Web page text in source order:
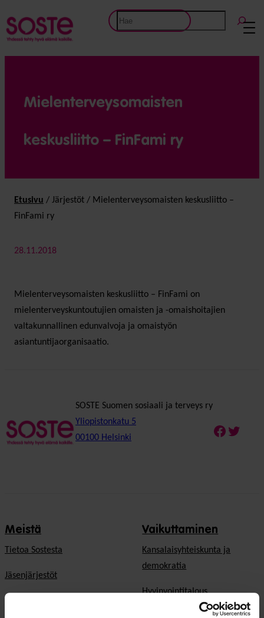
Etsi
Mielenterveysomaisten
keskusliitto – FinFami ry
Etusivu / Järjestöt / Mielenterveysomaisten keskusliitto –
FinFami ry
28.11.2018
Mielenterveysomaisten keskusliitto – FinFami on
mielenterveyskuntoutujien omaisten ja -omaishoitajien
valtakunnallinen edunvalvoja ja omaistyön
asiantuntijaorganisaatio.
SOSTE Suomen sosiaali ja terveys ry
Yliopistonkatu 5
00100 Helsinki
Meistä
Tietoa Sostesta
Jäsenjärjestöt
Vaikuttaminen
Kansalaisyhteiskunta ja
demokratia
Hyvinvointitalous